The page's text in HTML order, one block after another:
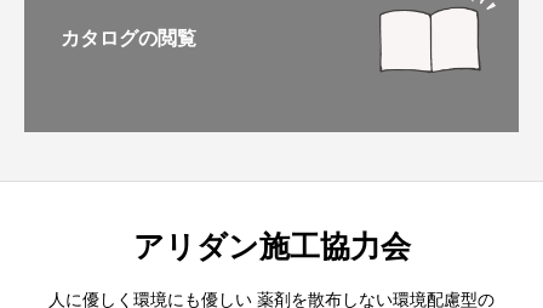
カタログの閲覧
アリダン施工協力会
人に優しく環境にも優しい 薬剤を散布しない環境配慮型の